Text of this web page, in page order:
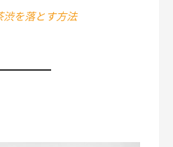
渋を落とす方法